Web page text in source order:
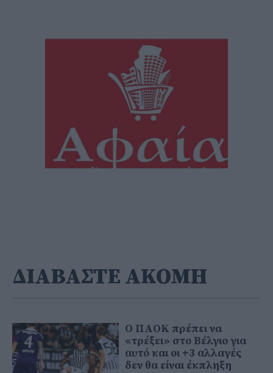
ΔΙΑΒΑΣΤΕ ΑΚΟΜΗ
Ο ΠΑΟΚ πρέπει να
«τρέξει» στο Βέλγιο για
αυτό και οι +3 αλλαγές
δεν θα είναι έκπληξη